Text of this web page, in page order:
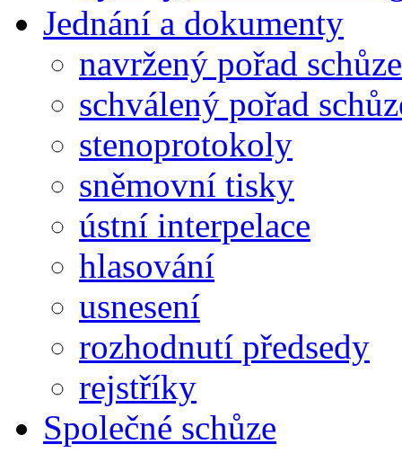
Jednání a dokumenty
navržený pořad schůze
schválený pořad
stenoprotokoly
sněmovní tisky
ústní interpelace
hlasování
usnesení
rozhodnutí předsedy
rejstříky
Společné schůze